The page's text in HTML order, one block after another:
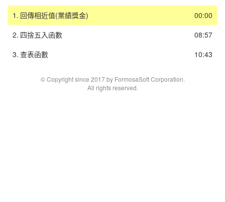
00:00
1. 回傳相近值(業績獎金)
08:57
2. 四捨五入函數
10:43
3. 查表函數
© Copyright since 2017 by FormosaSoft Corporation.
All rights reserved.